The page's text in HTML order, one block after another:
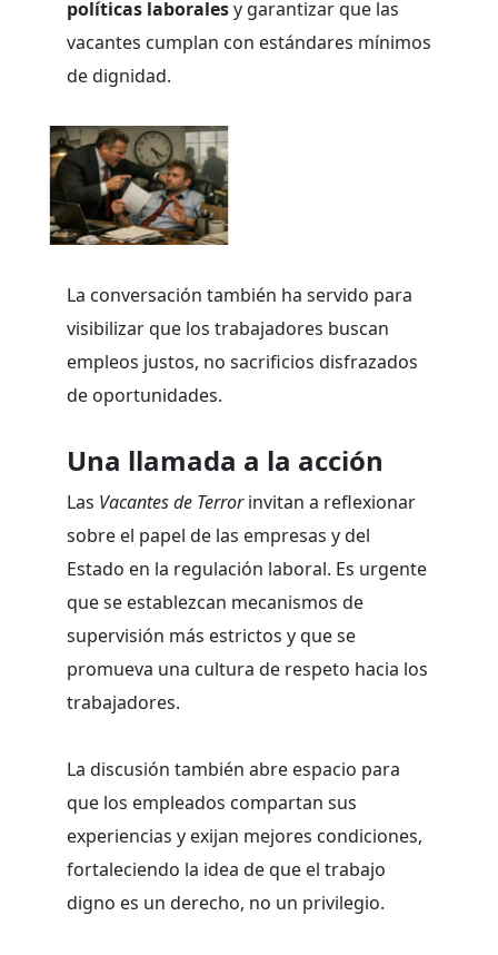
políticas laboralesy garantizar que las
vacantes cumplan con estándares mínimos
de dignidad.
La conversación también ha servido para
visibilizar que los trabajadores buscan
empleos justos, no sacrificios disfrazados
de oportunidades.
Una llamada a la acción
Las Vacantes de Terrorinvitan a reflexionar
sobre el papel de las empresas y del
Estado en la regulación laboral. Es urgente
que se establezcan mecanismos de
supervisión más estrictos y que se
promueva una cultura de respeto hacia los
trabajadores.
La discusión también abre espacio para
que los empleados compartan sus
experiencias y exijan mejores condiciones,
fortaleciendo la idea de que el trabajo
digno es un derecho, no un privilegio.